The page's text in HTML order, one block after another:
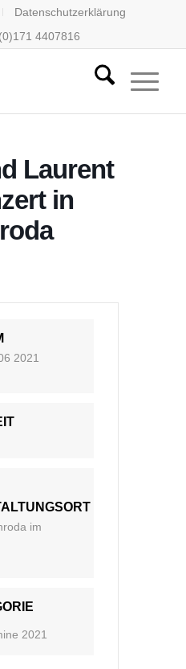
Datenschutzerklärung
4407816
Laurent
in
2021
im
2021